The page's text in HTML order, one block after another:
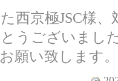
西京極JSC様
うございまし
願い致します。